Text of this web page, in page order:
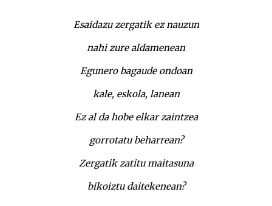
Esaidazu zergatik ez nauzun
nahi zure aldamenean
Egunero bagaude ondoan
kale, eskola, lanean
Ez al da hobe elkar zaintzea
gorrotatu beharrean?
Zergatik zatitu maitasuna
bikoiztu daitekenean?